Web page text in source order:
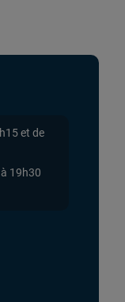
et de
19h30